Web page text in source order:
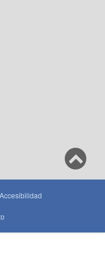
Accesibilidad